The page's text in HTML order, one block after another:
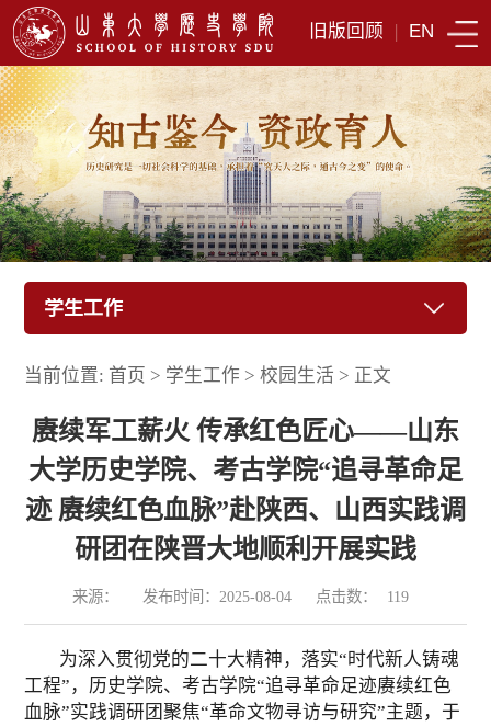
旧版回顾 | EN
学生工作
当前位置: 首页 > 学生工作 >校园生活 > 正文
赓续军工薪火 传承红色匠心——山东
大学历史学院、考古学院“追寻革命足
迹 赓续红色血脉”赴陕西、山西实践调
研团在陕晋大地顺利开展实践
来源： 发布时间：2025-08-04 点击数： 119
为深入贯彻党的二十大精神，落实“时代新人铸魂
工程”，历史学院、考古学院“追寻革命足迹赓续红色
血脉”实践调研团聚焦“革命文物寻访与研究”主题，于